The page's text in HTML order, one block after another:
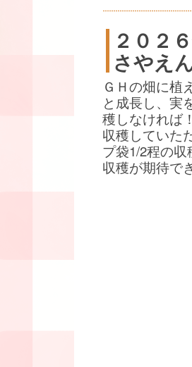
２０２
さやえ
ＧＨの畑に植
と成長し、実
穫しなければ
収穫していた
プ袋1/2程の
収穫が期待で